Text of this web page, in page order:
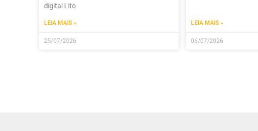
digital Lito
LEIA MAIS »
25/07/2026
LEIA MAIS »
06/07/2026